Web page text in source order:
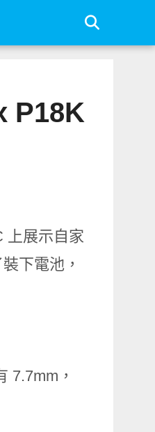
P18K
上展示自家
下電池，
7.7mm，